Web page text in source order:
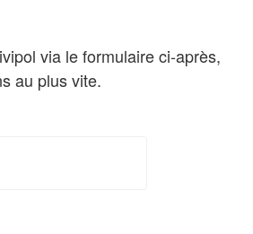
via le formulaire ci-après,
au plus vite.